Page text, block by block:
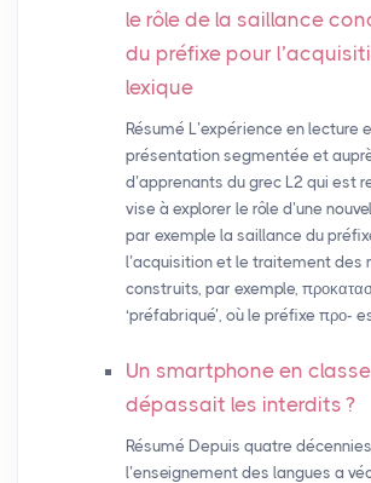
le rôle de la saillance
du préfixe pour
lexique
Résumé L’expérience en lecture
présentation segmentée et
d’apprenants du grec L2 qui est
vise à explorer le rôle d’une
par exemple la saillance du
l’acquisition et le traitement des
construits, par exemple,
‘préfabriqué’, où le préfixe προ-
Un smartphone en classe
dépassait les interdits ?
Résumé Depuis quatre
l’enseignement des langues a